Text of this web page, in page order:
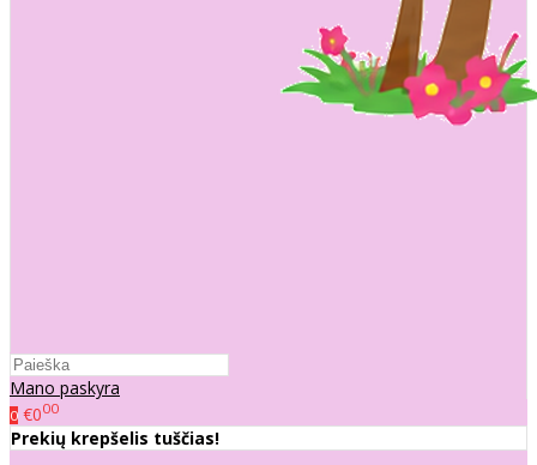
Mano paskyra
0 €000
Prekių krepšelis tuščias!